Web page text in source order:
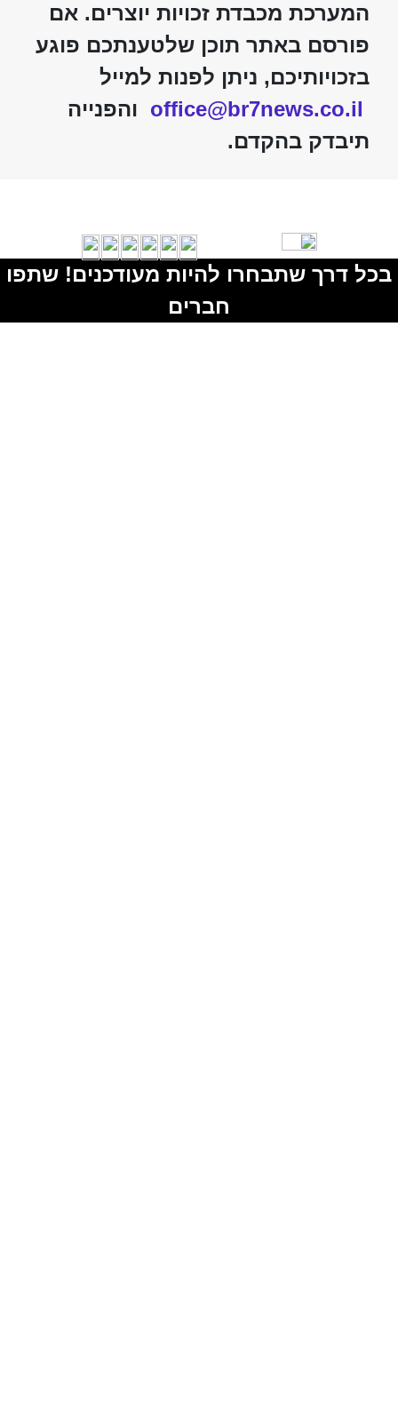
המערכת מכבדת זכויות יוצרים. אם
פורסם באתר תוכן שלטענתכם פוגע
בזכויותיכם, ניתן לפנות למייל
office@br7news.co.il והפנייה
תיבדק בהקדם.
בכל דרך שתבחרו להיות מעודכנים! שתפו
חברים